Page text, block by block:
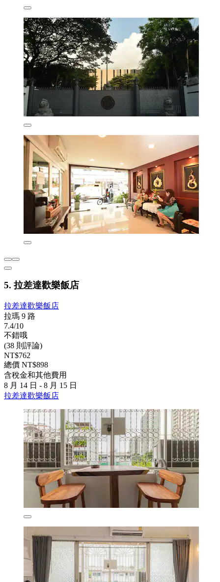
5. 拉差達歡樂飯店
拉差達歡樂飯店
拉瑪 9 路
7.4/10
不錯哦
(38 則評論)
NT$762
總價 NT$898
含稅金和其他費用
8 月 14 日 - 8 月 15 日
拉差達歡樂飯店